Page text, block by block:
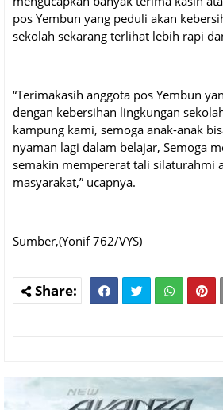
pos Yembun yang peduli akan
sekolah sekarang terlihat lebih rapi
“Terimakasih anggota pos Yembun
dengan kebersihan lingkungan
kampung kami, semoga anak-anak
nyaman lagi dalam belajar, Semoga
semakin mempererat tali silaturahmi
masyarakat,” ucapnya.
Sumber,(Yonif 762/VYS)